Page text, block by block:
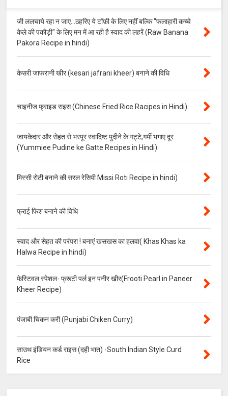
जी ललचाये रहा न जाए...ठहरिए ये टॉफ़ी के लिए नहीं बल्कि "फलाहारी कच्चे
केले की पकौड़ी" के लिए मन में आ रही है स्वाद की लहरें (Raw Banana
Pakora Recipe in hindi)
केसरी जाफरानी खीर (kesari jafrani kheer) बनाने की विधि
चाइनीज फ्राइड राइस (Chinese Fried Rice Racipes in Hindi)
जायकेदार और सेहत से भरपूर स्वादिष्ट पुदीने के गट्टे,गर्मी भगाए दूर
(Yummiee Pudine ke Gatte Recipes in Hindi)
मिस्सी रोटी बनाने की सरल रेसिपी Missi Roti Recipe in hindi)
फ्राई फिश बनाने की विधि
स्वाद और सेहत की परंपरा ! बनाएं खसखस का हलवा( Khas Khas ka
Halwa Recipe in hindi)
फेस्टिवल स्पेशल- फ्रूटी पर्ल इन पनीर खीर(Frooti Pearl in Paneer
Kheer Recipe)
पंजाबी चिकन करी (Punjabi Chiken Curry)
साउथ इंडियन कर्ड राइस (दही भात) -South Indian Style Curd
Rice